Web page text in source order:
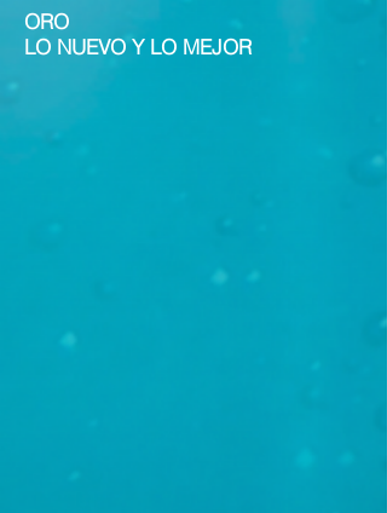
ORO
LO NUEVO Y LO MEJOR